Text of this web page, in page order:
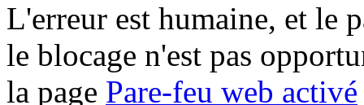
L'erreur est humaine, et le
le blocage n'est pas
la page Pare-feu web activé